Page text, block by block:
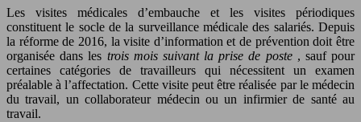
Les visites médicales d’embauche et les visites périodiques
constituent le socle de la surveillance médicale des salariés. Depuis
la réforme de 2016, la visite d’information et de prévention doit être
organisée dans les trois mois suivant la prise de poste , sauf pour
certaines catégories de travailleurs qui nécessitent un examen
préalable à l’affectation. Cette visite peut être réalisée par le médecin
du travail, un collaborateur médecin ou un infirmier de santé au
travail.